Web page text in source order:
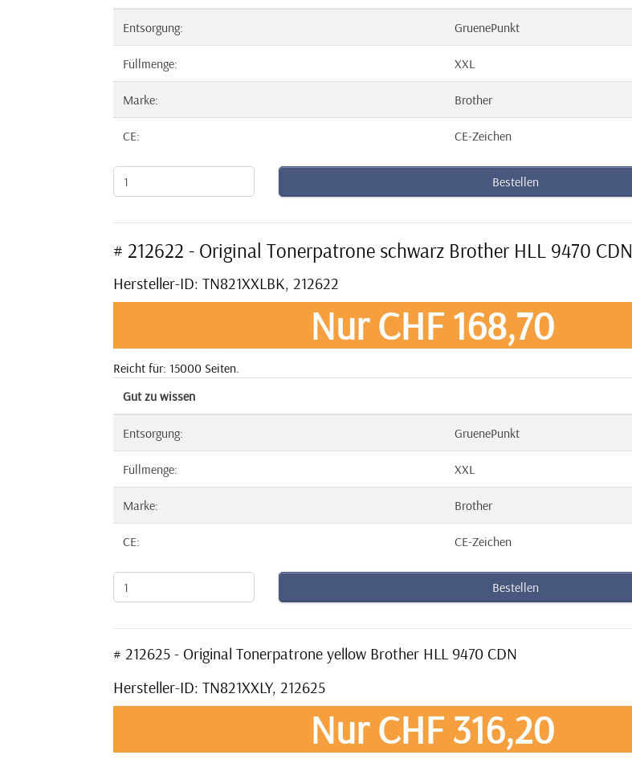
Entsorgung: GruenePunkt
Füllmenge: XXL
Marke: Brother
CE: CE-Zeichen
Bestellen
# 212622 - Original Tonerpatrone schwarz Brother HLL 9470 CDN
Hersteller-ID: TN821XXLBK, 212622
Nur CHF 168,70
Reicht für: 15000 Seiten.
Gut zu wissen
Entsorgung: GruenePunkt
Füllmenge: XXL
Marke: Brother
CE: CE-Zeichen
Bestellen
# 212625 - Original Tonerpatrone yellow Brother HLL 9470 CDN
Hersteller-ID: TN821XXLY, 212625
Nur CHF 316,20